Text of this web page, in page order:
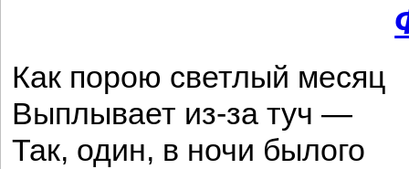
Как порою светлый месяц
Выплывает из-за туч —
Так, один, в ночи былого